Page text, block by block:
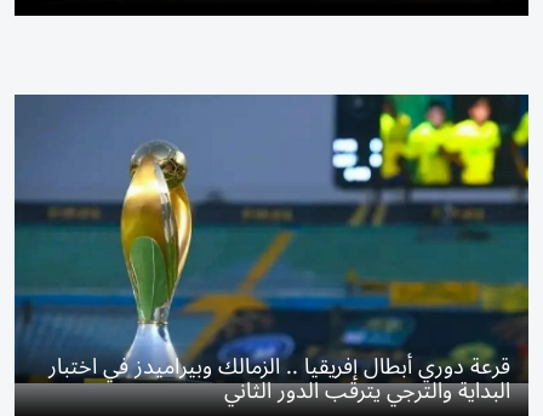
قرعة دوري أبطال إفريقيا .. الزمالك وبيراميدز في اختبار
البداية والترجي يترقب الدور الثاني